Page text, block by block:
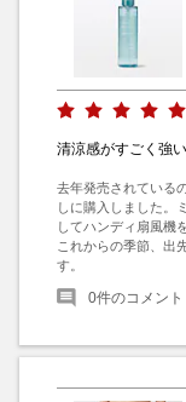
清涼感がすごく強い
去年発売されている
しに購入しました。
してハンディ扇風機
これからの季節、出
す。
0件のコメント